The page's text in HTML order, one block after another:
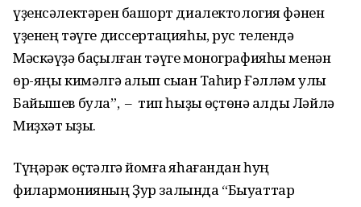
үҙенсәлектәрен башҡорт диалектология фәнен
үҙенең тәүге диссертацияһы, рус телендә
Мәскәүҙә баҫылған тәүге монографияһы менән
өр-яңы кимәлгә алып сыҡҡан Таһир Ғәлләм улы
Байышев була”, – тип һыҙыҡ өҫтөнә алды Ләйлә
Миҙхәт ҡыҙы.
Түңәрәк өҫтәлгә йомғаҡ яһағандан һуң
филармонияның Ҙур залында “Быуаттар